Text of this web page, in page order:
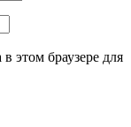
этом браузере для